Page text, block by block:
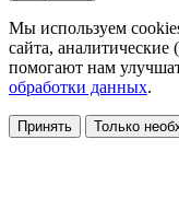
Мы используем
сайта,
помогают нам
обработки данных.
Принять Только